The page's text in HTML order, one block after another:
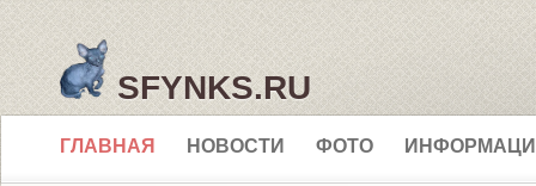
SFYNKS.RU
ГЛАВНАЯ НОВОСТИ ФОТО